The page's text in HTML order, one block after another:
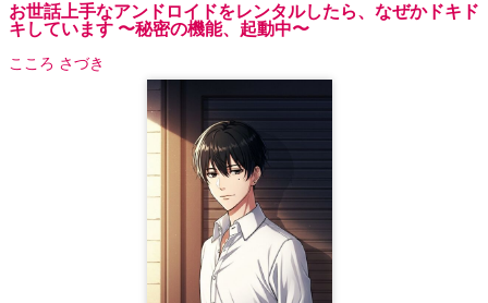
お世話上手なアンドロイドをレンタルしたら、なぜかドキド
キしています 〜秘密の機能、起動中〜
こころ さづき